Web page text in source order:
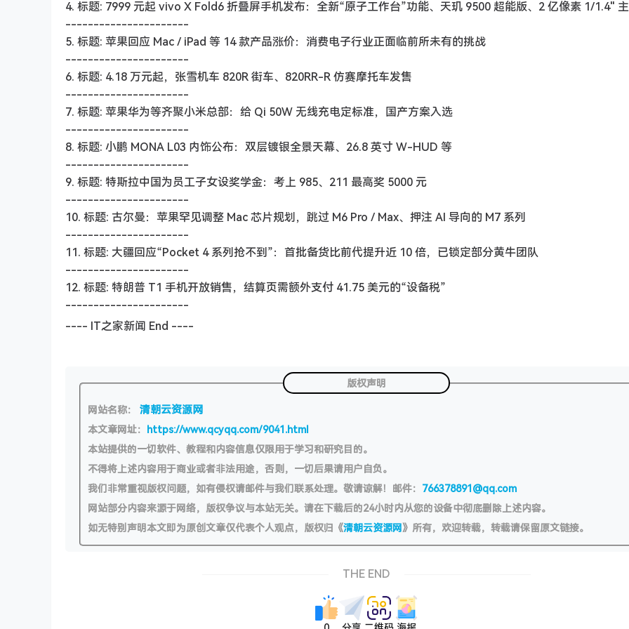
4. 标题: 7999 元起 vivo X Fold6 折叠屏手机发布：全新“原子工作台”功能、天玑 9500 超能版、2 亿像素 1/1.4"
----------------------
5. 标题: 苹果回应 Mac / iPad 等 14 款产品涨价：消费电子行业正面临前所未有的挑战
----------------------
6. 标题: 4.18 万元起，张雪机车 820R 街车、820RR-R 仿赛摩托车发售
----------------------
7. 标题: 苹果华为等齐聚小米总部：给 Qi 50W 无线充电定标准，国产方案入选
----------------------
8. 标题: 小鹏 MONA L03 内饰公布：双层镀银全景天幕、26.8 英寸 W-HUD 等
----------------------
9. 标题: 特斯拉中国为员工子女设奖学金：考上 985、211 最高奖 5000 元
----------------------
10. 标题: 古尔曼：苹果罕见调整 Mac 芯片规划，跳过 M6 Pro / Max、押注 AI 导向的 M7 系列
----------------------
11. 标题: 大疆回应“Pocket 4 系列抢不到”：首批备货比前代提升近 10 倍，已锁定部分黄牛团队
----------------------
12. 标题: 特朗普 T1 手机开放销售，结算页需额外支付 41.75 美元的“设备税”
----------------------
---- IT之家新闻 End ----
版权声明
网站名称： 清朝云资源网
本文章网址： https://www.qcyqq.com/9041.html
本站提供的一切软件、教程和内容信息仅限用于学习和研究目的。
不得将上述内容用于商业或者非法用途，否则，一切后果请用户自负。
我们非常重视版权问题，如有侵权请邮件与我们联系处理。敬请谅解！邮件： 766378891@qq.com
网站部分内容来源于网络，版权争议与本站无关。请在下载后的24小时内从您的设备中彻底删除上述内容。
如无特别声明本文即为原创文章仅代表个人观点，版权归《清朝云资源网》所有，欢迎转载，转载请保留原文链接。
THE END